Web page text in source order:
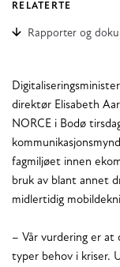
RELATERTE
Rapporter og
direktør Elisabeth
NORCE i Bodø
fagmiljøet innen
bruk av blant annet
midlertidig
– Vår vurdering er at
typer behov i kriser.